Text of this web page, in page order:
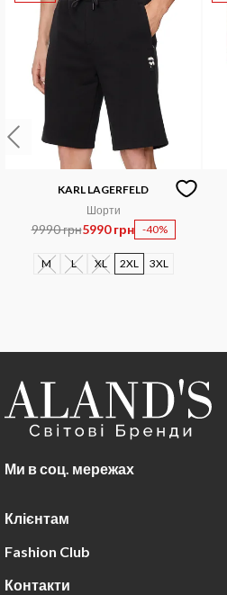
KARL LAGERFELD
Шорти
9990 грн5990 грн -40%
M L XL 2XL 3XL
Ми в соц. мережах
Клієнтам
Fashion Club
Контакти